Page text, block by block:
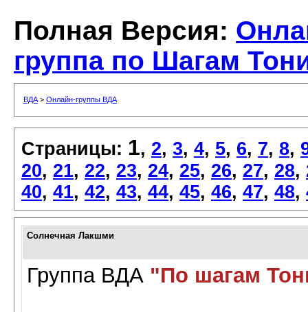
Полная Версия:
группа по Шагам
ВДА > Онлайн-группы ВДА
Страницы: 1, 2, 3, 4, 5, 6, 7, 8,
20, 21, 22, 23, 24, 25, 26, 27, 28,
40, 41, 42, 43, 44, 45, 46, 47, 48,
Солнечная Лакшми
Группа ВДА "По шагам